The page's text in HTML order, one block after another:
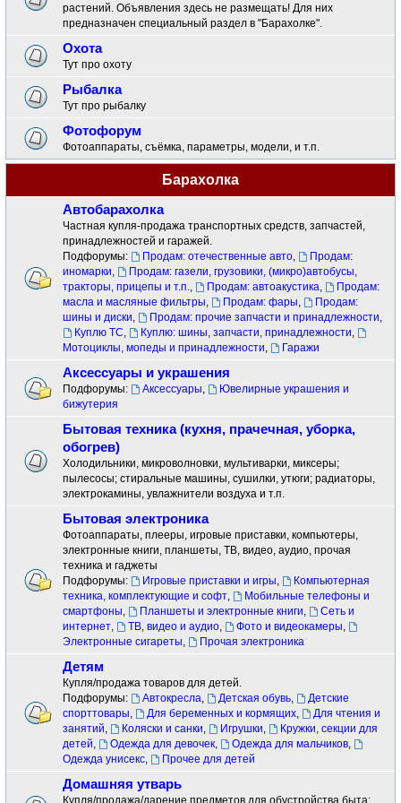
растений. Объявления здесь не размещать! Для них
предназначен специальный раздел в "Барахолке".
Охота
Тут про охоту
Рыбалка
Тут про рыбалку
Фотофорум
Фотоаппараты, съёмка, параметры, модели, и т.п.
Барахолка
Автобарахолка
Частная купля-продажа транспортных средств, запчастей,
принадлежностей и гаражей.
Подфорумы:
Продам: отечественные авто,
Продам:
иномарки,
Продам: газели, грузовики, (микро)автобусы,
тракторы, прицепы и т.п., Продам: автоакустика,
Продам:
масла и масляные фильтры, Продам: фары,
Продам:
шины и диски, Продам: прочие запчасти и принадлежности,
Куплю ТС, Куплю: шины, запчасти, принадлежности,
Мотоциклы, мопеды и принадлежности, Гаражи
Аксессуары и украшения
Подфорумы: Аксессуары,
Ювелирные украшения и
бижутерия
Бытовая техника (кухня, прачечная, уборка,
обогрев)
Холодильники, микроволновки, мультиварки, миксеры;
пылесосы; стиральные машины, сушилки, утюги; радиаторы,
электрокамины, увлажнители воздуха и т.п.
Бытовая электроника
Фотоаппараты, плееры, игровые приставки, компьютеры,
электронные книги, планшеты, ТВ, видео, аудио, прочая
техника и гаджеты
Подфорумы:
Игровые приставки и игры,
Компьютерная
техника, комплектующие и софт,
Мобильные телефоны и
смартфоны, Планшеты и электронные книги,
Сеть и
интернет, ТВ, видео и аудио, Фото и видеокамеры,
Электронные сигареты, Прочая электроника
Детям
Купля/продажа товаров для детей.
Подфорумы:
Автокресла, Детская обувь,
Детские
спорттовары, Для беременных и кормящих,
Для чтения и
занятий, Коляски и санки, Игрушки,
Кружки, секции для
детей, Одежда для девочек, Одежда для мальчиков,
Одежда унисекс, Прочее для детей
Домашняя утварь
Купля/продажа/дарение предметов для обустройства быта: